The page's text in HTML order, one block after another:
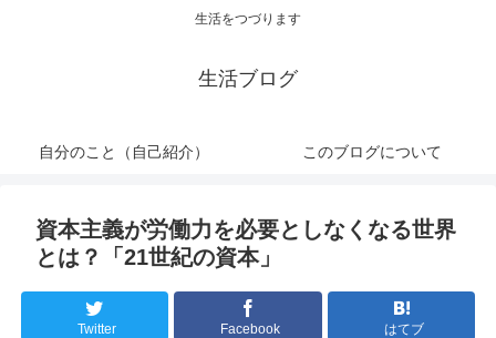
生活をつづります
生活ブログ
自分のこと（自己紹介） このブログについて
資本主義が労働力を必要としなくなる世界
とは？「21世紀の資本」
Twitter Facebook はてブ